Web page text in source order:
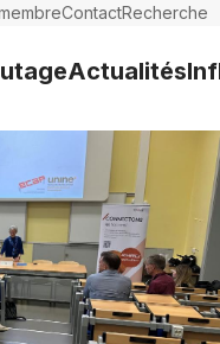
ContactRecherche
Actualités